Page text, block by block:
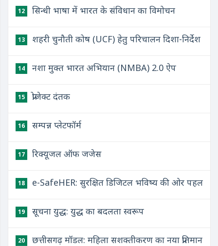
12 सिन्धी भाषा में भारत के संविधान का विमोचन
13 शहरी चुनौती कोष (UCF) हेतु परिचालन दिशा-निर्देश
14 नशा मुक्त भारत अभियान (NMBA) 2.0 ऐप
15 प्रोजेक्ट दंतक
16 सम्पन्न प्लेटफॉर्म
17 रिक्यूजल ऑफ जजेस
18 e-SafeHER: सुरक्षित डिजिटल भविष्य की ओर पहल
19 सूचना युद्ध: युद्ध का बदलता स्वरूप
20 छत्तीसगढ़ मॉडल: महिला सशक्तीकरण का नया प्रतिमान